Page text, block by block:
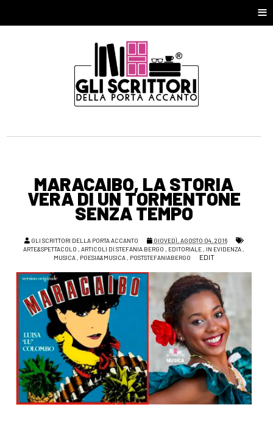
≡
MARACAIBO, LA STORIA
VERA DI UN TORMENTONE
SENZA TEMPO
GLI SCRITTORI DELLA PORTA ACCANTO
GIOVEDÌ, AGOSTO 04, 2016
ARTE&SPETTACOLO ,ARTICOLI DI STEFANIA BERGO , EDITORIALE , IN EVIDENZA ,
MUSICA, POESIA&MUSICA, POSTSTEFANIABERGO EDIT